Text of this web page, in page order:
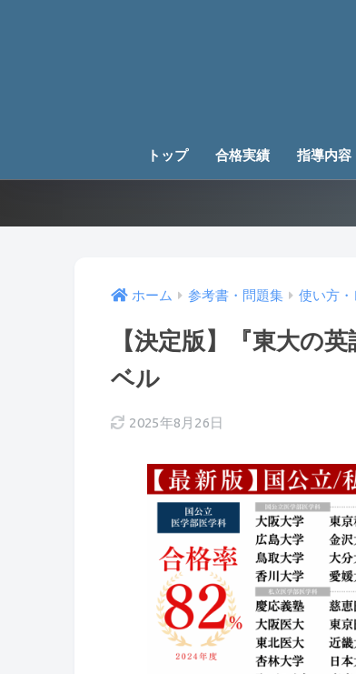
トップ 合格実績 指導内容
ホーム 参考書・問題集 使い方
【決定版】『東大の
ベル
2025年8月26日